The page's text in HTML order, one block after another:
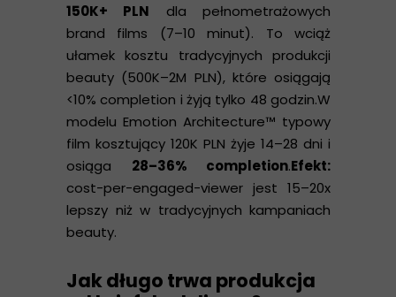
150K+ PLN dla pełnometrażowych
brand films (7–10 minut). To wciąż
ułamek kosztu tradycyjnych produkcji
beauty (500K–2M PLN), które osiągają
<10% completion i żyją tylko 48 godzin.W
modelu Emotion Architecture™ typowy
film kosztujący 120K PLN żyje 14–28 dni i
osiąga 28–36% completion.Efekt:
cost-per-engaged-viewer jest 15–20x
lepszy niż w tradycyjnych kampaniach
beauty.
Jak długo trwa produkcja